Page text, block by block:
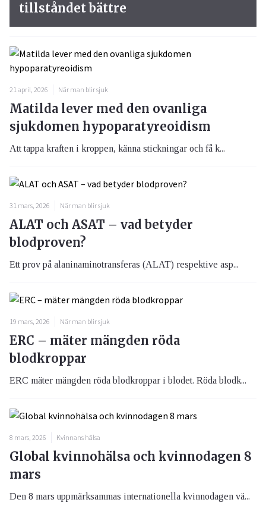
tillståndet bättre
21 april, 2026 När man blir sjuk
Matilda lever med den ovanliga
sjukdomen hypoparatyreoidism
Att tappa kraften i kroppen, känna stickningar och få k...
31 mars, 2026 När man blir sjuk
ALAT och ASAT – vad betyder
blodproven?
Ett prov på alaninaminotransferas (ALAT) respektive asp...
19 mars, 2026 När man blir sjuk
ERC – mäter mängden röda
blodkroppar
ERC mäter mängden röda blodkroppar i blodet. Röda blodk...
8 mars, 2026 Kvinnans hälsa
Global kvinnohälsa och kvinnodagen 8
mars
Den 8 mars uppmärksammas internationella kvinnodagen vä...